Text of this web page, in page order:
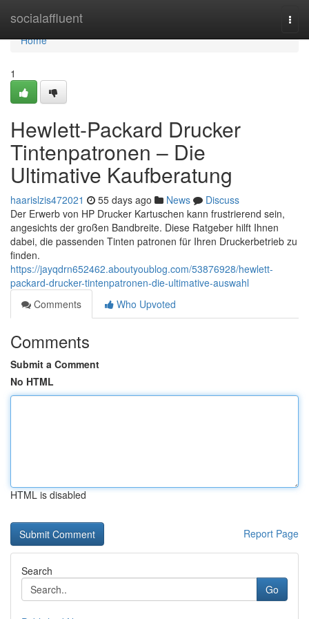
socialaffluent
Home
Home
1
Hewlett-Packard Drucker
Tintenpatronen – Die
Ultimative Kaufberatung
haarislzis472021 55 days ago News
Discuss
Der Erwerb von HP Drucker Kartuschen kann frustrierend sein,
angesichts der großen Bandbreite. Diese Ratgeber hilft Ihnen
dabei, die passenden Tinten patronen für Ihren Druckerbetrieb zu
finden.
https://jayqdrn652462.aboutyoublog.com/53876928/hewlett-
packard-drucker-tintenpatronen-die-ultimative-auswahl
Comments
Who Upvoted
Comments
Submit a Comment
No HTML
HTML is disabled
Report Page
Search
Go